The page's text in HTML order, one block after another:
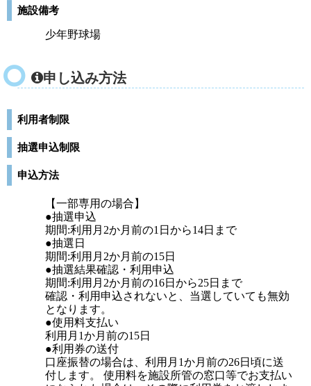
施設備考
少年野球場
申し込み方法
利用者制限
抽選申込制限
申込方法
【一部専用の場合】
●抽選申込
期間:利用月2か月前の1日から14日まで
●抽選日
期間:利用月2か月前の15日
●抽選結果確認・利用申込
期間:利用月2か月前の16日から25日まで
確認・利用申込されないと、当選していても無効
となります。
●使用料支払い
利用月1か月前の15日
●利用券の送付
口座振替の場合は、利用月1か月前の26日頃に送
付します。 使用料を施設所管の窓口等でお支払い